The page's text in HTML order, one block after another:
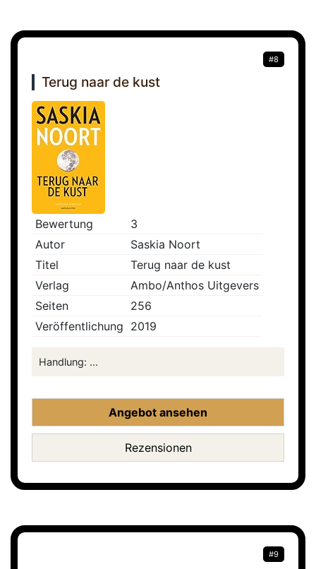
#8
Terug naar de kust
Bewertung
3
Autor
Saskia Noort
Titel
Terug naar de kust
Verlag
Ambo/Anthos Uitgevers
Seiten
256
Veröffentlichung 2019
Handlung: ...
Angebot ansehen
Rezensionen
#9